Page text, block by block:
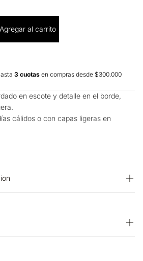
cantidad
Agregar al carrito
3 cuotas en compras desde $300.000
en escote y detalle en el borde,
cálidos o con capas ligeras en
casuales o para ocasiones que piden